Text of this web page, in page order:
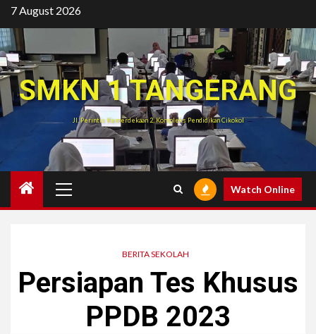
Skip
to
content
7 August 2026
SMKN 1 TANGERANG
Jl. Perintis Kemerdekaan 2, Kompleks Pendidikan Cikokol
Menu
Watch Online
BERITA SEKOLAH
Persiapan Tes Khusus
PPDB 2023